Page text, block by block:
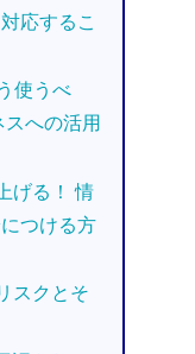
応するこ
使うべ
への活用
げる！ 情
つける方
スクとそ